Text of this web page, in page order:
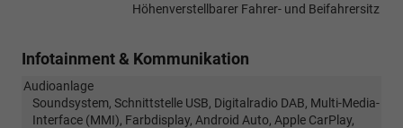
Höhenverstellbarer Fahrer- und Beifahrersitz
Infotainment & Kommunikation
Audioanlage
Soundsystem, Schnittstelle USB, Digitalradio DAB, Multi-Media-
Interface (MMI), Farbdisplay, Android Auto, Apple CarPlay,